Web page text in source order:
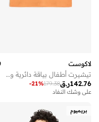
لاكوست
تيشيرت أطفال بياقة دائرية وشعار
ر.ق142.76
179.38
-21%
على وشك النفاد
بريميوم